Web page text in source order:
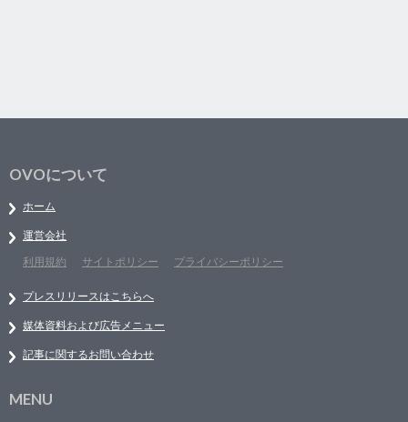
OVOについて
ホーム
運営会社
利用規約
サイトポリシー プライバシーポリシー
プレスリリースはこちらへ
媒体資料および広告メニュー
記事に関するお問い合わせ
MENU